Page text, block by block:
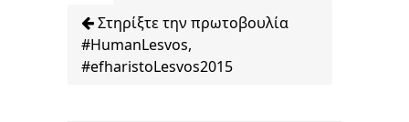
Στηρίξτε την πρωτοβουλία
#HumanLesvos,
#efharistoLesvos2015